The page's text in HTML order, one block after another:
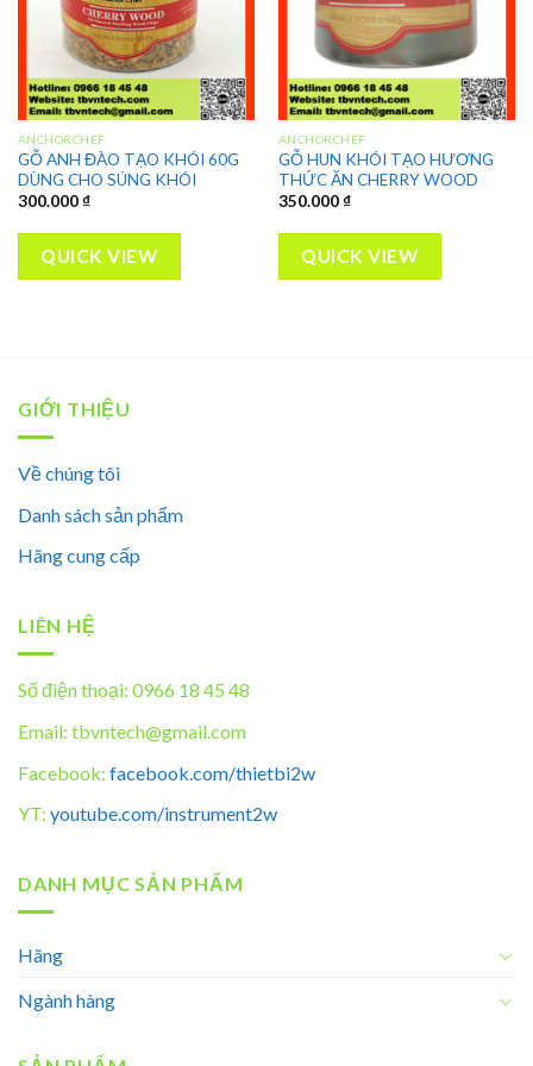
ANCHORCHEF
GỖ ANH ĐÀO TẠO KHÓI 60G
DÙNG CHO SÚNG KHÓI
300.000₫
QUICK VIEW
ANCHORCHEF
GỖ HUN KHÓI TẠO HƯƠNG
THỨC ĂN CHERRY WOOD
350.000₫
QUICK VIEW
GIỚI THIỆU
Về chúng tôi
Danh sách sản phẩm
Hãng cung cấp
LIÊN HỆ
Số điện thoại: 0966 18 45 48
Email: tbvntech@gmail.com
Facebook: facebook.com/thietbi2w
YT: youtube.com/instrument2w
DANH MỤC SẢN PHẨM
Hãng
Ngành hàng